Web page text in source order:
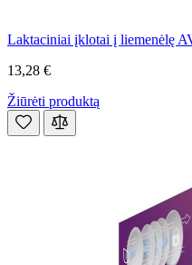
Laktaciniai įklotai į liemenėlę
13,28 €
Žiūrėti produktą